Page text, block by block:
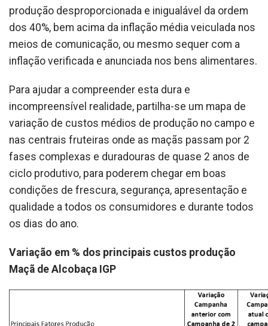
produção desproporcionada e inigualável da ordem
dos 40%, bem acima da inflação média veiculada nos
meios de comunicação, ou mesmo sequer com a
inflação verificada e anunciada nos bens alimentares.
Para ajudar a compreender esta dura e
incompreensível realidade, partilha-se um mapa de
variação de custos médios de produção no campo e
nas centrais fruteiras onde as maçãs passam por 2
fases complexas e duradouras de quase 2 anos de
ciclo produtivo, para poderem chegar em boas
condições de frescura, segurança, apresentação e
qualidade a todos os consumidores e durante todos
os dias do ano.
Variação em % dos principais custos produção
Maçã de Alcobaça IGP